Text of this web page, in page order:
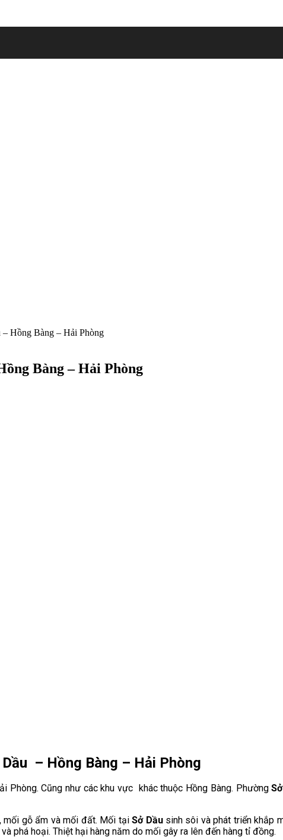
Hồng Bàng – Hải Phòng
Bàng – Hải Phòng
– Hồng Bàng – Hải Phòng
Phòng. Cũng như các khu vực khác thuộc Hồng Bàng. Phường
mối gỗ ẩm và mối đất. Mối tạiSở Dầusinh sôi và phát triển khắp
phá hoại. Thiệt hại hàng năm do mối gây ra lên đến hàng tỉ đồng.